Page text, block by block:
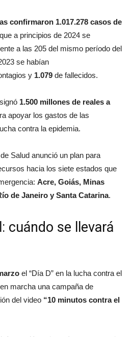
confirmaron 1.017.278 casos de
a principios de 2024 se
a las 205 del mismo período del
se habían
y 1.079 de fallecidos.
1.500 millones de reales a
apoyar los gastos de las
contra la epidemia.
Salud anunció un plan para
hacia los siete estados que
Acre, Goiás, Minas
de Janeiro y Santa Catarina.
cuándo se llevará
el “Día D” en la lucha contra el
marcha una campaña de
del video “10 minutos contra el